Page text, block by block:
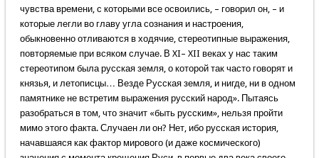
чувства времени, с которыми все освоились, – говорил он, – и
которые легли во главу угла сознания и настроения,
обыкновенно отливаются в ходячие, стереотипные выражения,
повторяемые при всяком случае. В XI– XII веках у нас таким
стереотипом была русская земля, о которой так часто говорят и
князья, и летописцы… Везде Русская земля, и нигде, ни в одном
памятнике не встретим выражения русский народ». Пытаясь
разобраться в том, что значит «быть русским», нельзя пройти
мимо этого факта. Случаен ли он? Нет, ибо русская история,
начавшаяся как фактор мирового (и даже космического)